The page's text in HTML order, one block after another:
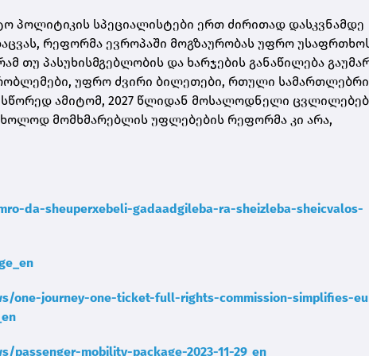
პოლიტიკის სპეციალისტები ერთ ძირითად დასკვნამდე
რეფორმა ევროპაში მოგზაურობას უფრო
თუ პასუხისმგებლობის და ხარჯების განაწილება
უფრო ძვირი ბილეთები, რთული
ამიტომ, 2027 წლიდან მოსალოდნელი
მომხმარებლის უფლებების რეფორმა კი არა,
da-sheuperxebeli-gadaadgileba-ra-sheizleba-sheicvalos-
one-journey-one-ticket-full-rights-commission-simplifies-
mobility-package-2023-11-29_en